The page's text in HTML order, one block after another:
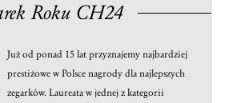
Roku CH24
Już od ponad 15 lat przyznajemy najbardziej
prestiżowe w Polsce nagrody dla najlepszych
zegarków. Laureata w jednej z kategorii